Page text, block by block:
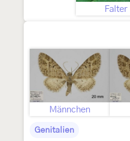
Falter
Männchen
Genitalien